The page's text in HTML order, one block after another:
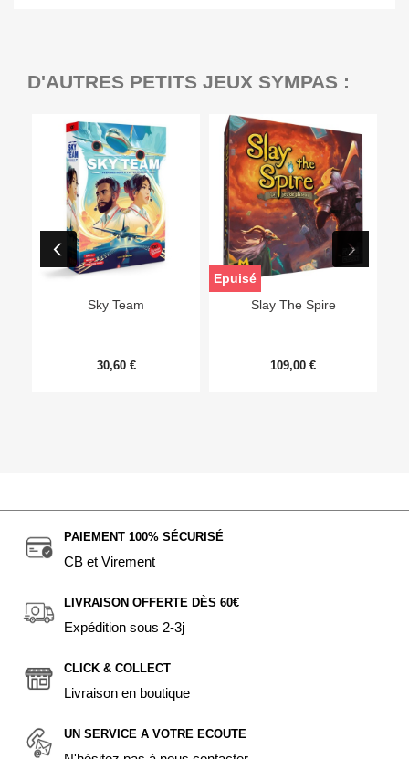
D'AUTRES PETITS JEUX SYMPAS :
Sky Team
30,60 €
Slay The Spire
109,00 €
Epuisé
PAIEMENT 100% SÉCURISÉ
CB et Virement
LIVRAISON OFFERTE DÈS 60€
Expédition sous 2-3j
CLICK & COLLECT
Livraison en boutique
UN SERVICE A VOTRE ECOUTE